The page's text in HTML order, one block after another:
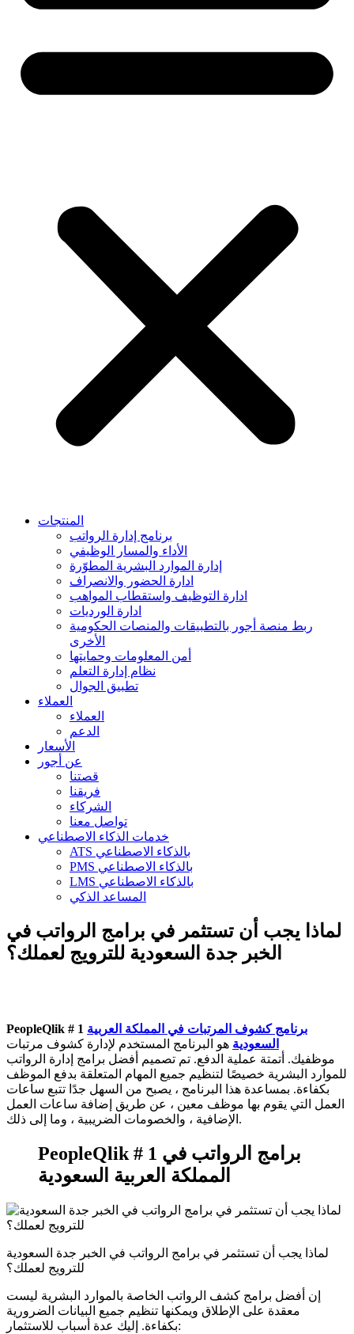
المنتجات
برنامج إدارة الرواتب
الأداء والمسار الوظيفي
إدارة الموارد البشرية المطوّرة
ادارة الحضور والانصراف
ادارة التوظيف واستقطاب المواهب
ادارة الورديات
ربط منصة أجور بالتطبيقات والمنصات الحكومية
الأخرى
أمن المعلومات وحمايتها
نظام إدارة التعلم
تطبيق الجوال
العملاء
العملاء
الدعم
الأسعار
عن أجور
قصتنا
فريقنا
الشركاء
تواصل معنا
خدمات الذكاء الاصطناعي
ATS بالذكاء الاصطناعي
PMS بالذكاء الاصطناعي
LMS بالذكاء الاصطناعي
المساعد الذكي
لماذا يجب أن تستثمر في برامج الرواتب في
الخبر جدة السعودية للترويج لعملك؟
PeopleQlik # 1 برنامج كشوف المرتبات في المملكة العربية
السعودية هو البرنامج المستخدم لإدارة كشوف مرتبات
موظفيك. أتمتة عملية الدفع. تم تصميم أفضل برامج إدارة الرواتب
للموارد البشرية خصيصًا لتنظيم جميع المهام المتعلقة بدفع الموظف
بكفاءة. بمساعدة هذا البرنامج ، يصبح من السهل جدًا تتبع ساعات
العمل التي يقوم بها موظف معين ، عن طريق إضافة ساعات العمل
الإضافية ، والخصومات الضريبية ، وما إلى ذلك.
PeopleQlik # 1 برامج الرواتب في
المملكة العربية السعودية
لماذا يجب أن تستثمر في برامج الرواتب في الخبر جدة السعودية
للترويج لعملك؟
إن أفضل برامج كشف الرواتب الخاصة بالموارد البشرية ليست
معقدة على الإطلاق ويمكنها تنظيم جميع البيانات الضرورية
بكفاءة. إليك عدة أسباب للاستثمار: